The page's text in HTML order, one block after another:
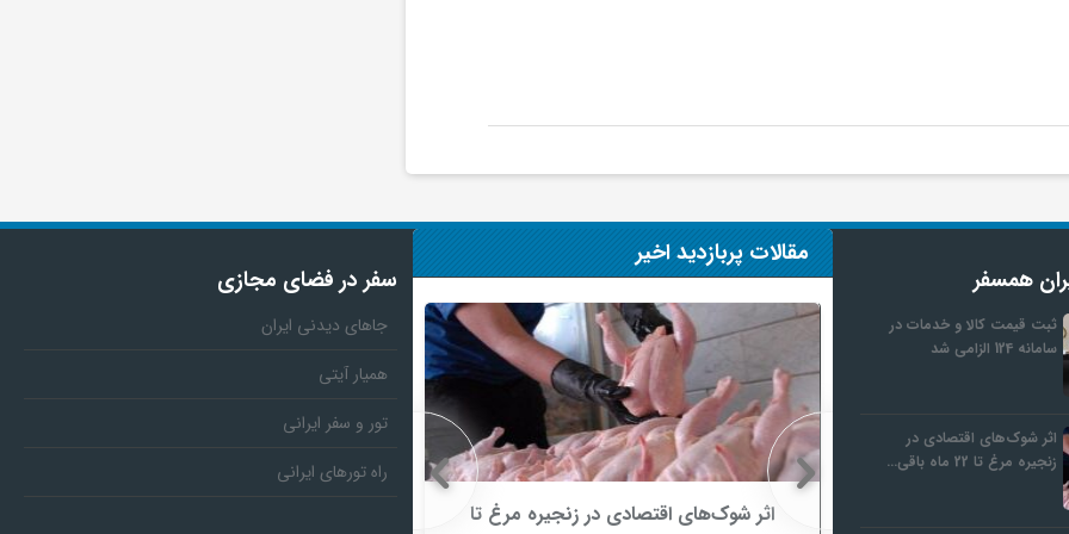
همسفر
ثبت قیمت کالا و خدمات در
سامانه 124 الزامی شد
اثر شوک‌های اقتصادی در
زنجیره مرغ تا 22 ماه باقی…
مقالات پربازدید اخیر
اثر شوک‌های اقتصادی در زنجیره مرغ تا
سفر در فضای مجازی
جاهای دیدنی ایران
همیار آیتی
تور و سفر ایرانی
راه تورهای ایرانی